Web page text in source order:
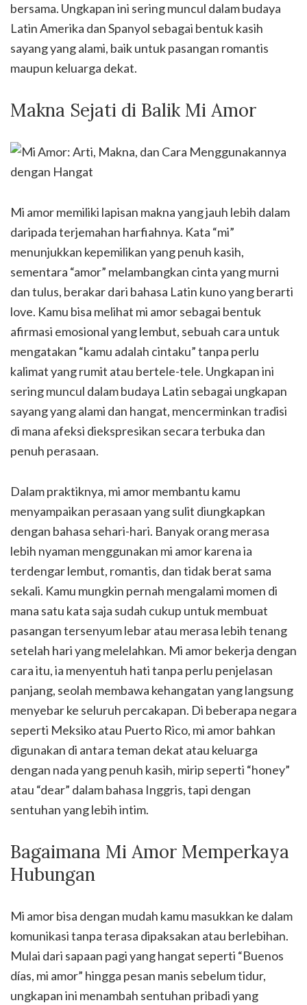
bersama. Ungkapan ini sering muncul dalam budaya
Latin Amerika dan Spanyol sebagai bentuk kasih
sayang yang alami, baik untuk pasangan romantis
maupun keluarga dekat.
Makna Sejati di Balik Mi Amor
Mi amor memiliki lapisan makna yang jauh lebih dalam
daripada terjemahan harfiahnya. Kata “mi”
menunjukkan kepemilikan yang penuh kasih,
sementara “amor” melambangkan cinta yang murni
dan tulus, berakar dari bahasa Latin kuno yang berarti
love. Kamu bisa melihat mi amor sebagai bentuk
afirmasi emosional yang lembut, sebuah cara untuk
mengatakan “kamu adalah cintaku” tanpa perlu
kalimat yang rumit atau bertele-tele. Ungkapan ini
sering muncul dalam budaya Latin sebagai ungkapan
sayang yang alami dan hangat, mencerminkan tradisi
di mana afeksi diekspresikan secara terbuka dan
penuh perasaan.
Dalam praktiknya, mi amor membantu kamu
menyampaikan perasaan yang sulit diungkapkan
dengan bahasa sehari-hari. Banyak orang merasa
lebih nyaman menggunakan mi amor karena ia
terdengar lembut, romantis, dan tidak berat sama
sekali. Kamu mungkin pernah mengalami momen di
mana satu kata saja sudah cukup untuk membuat
pasangan tersenyum lebar atau merasa lebih tenang
setelah hari yang melelahkan. Mi amor bekerja dengan
cara itu, ia menyentuh hati tanpa perlu penjelasan
panjang, seolah membawa kehangatan yang langsung
menyebar ke seluruh percakapan. Di beberapa negara
seperti Meksiko atau Puerto Rico, mi amor bahkan
digunakan di antara teman dekat atau keluarga
dengan nada yang penuh kasih, mirip seperti “honey”
atau “dear” dalam bahasa Inggris, tapi dengan
sentuhan yang lebih intim.
Bagaimana Mi Amor Memperkaya
Hubungan
Mi amor bisa dengan mudah kamu masukkan ke dalam
komunikasi tanpa terasa dipaksakan atau berlebihan.
Mulai dari sapaan pagi yang hangat seperti “Buenos
días, mi amor” hingga pesan manis sebelum tidur,
ungkapan ini menambah sentuhan pribadi yang